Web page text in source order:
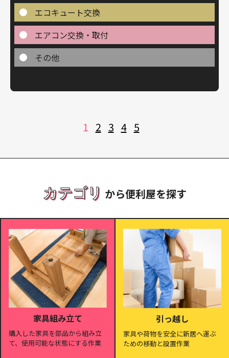
エコキュート交換
エアコン交換・取付
その他
ー
1 2 3 4 5
カテゴリ から便利屋を探す
家具組み立て
購入した家具を部品から組み立
て、使用可能な状態にする作業
引っ越し
家具や荷物を安全に新居へ運ぶ
ための移動と設置作業